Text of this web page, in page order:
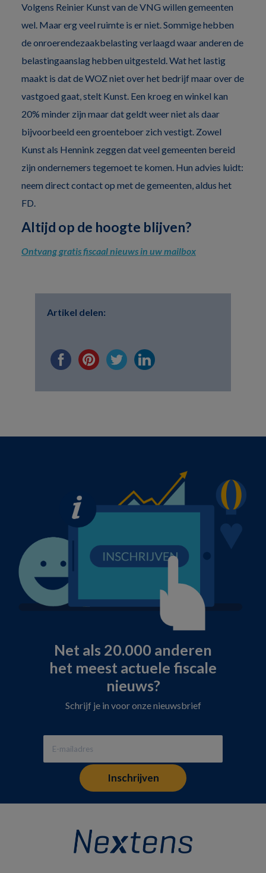
Volgens Reinier Kunst van de VNG willen gemeenten
wel. Maar erg veel ruimte is er niet. Sommige hebben
de onroerendezaakbelasting verlaagd waar anderen de
belastingaanslag hebben uitgesteld. Wat het lastig
maakt is dat de WOZ niet over het bedrijf maar over de
vastgoed gaat, stelt Kunst. Een kroeg en winkel kan
20% minder zijn maar dat geldt weer niet als daar
bijvoorbeeld een groenteboer zich vestigt. Zowel
Kunst als Hennink zeggen dat veel gemeenten bereid
zijn ondernemers tegemoet te komen. Hun advies luidt:
neem direct contact op met de gemeenten, aldus het
FD.
Altijd op de hoogte blijven?
Ontvang gratis fiscaal nieuws in uw mailbox
Artikel delen:
Net als 20.000 anderen
het meest actuele fiscale
nieuws?
Schrijf je in voor onze nieuwsbrief